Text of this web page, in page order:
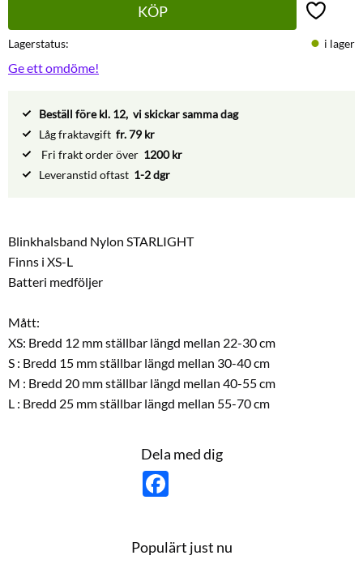
KÖP Lägg till
Lagerstatus i lager
Ge ett omdöme!
Beställ före kl. 12, vi skickar samma dag
Låg fraktavgift fr. 79 kr
Fri frakt order över 1200 kr
Leveranstid oftast 1-2 dgr
Blinkhalsband Nylon STARLIGHT
Finns i XS-L
Batteri medföljer
Mått:
XS: Bredd 12 mm ställbar längd mellan 22-30 cm
S : Bredd 15 mm ställbar längd mellan 30-40 cm
M : Bredd 20 mm ställbar längd mellan 40-55 cm
L : Bredd 25 mm ställbar längd mellan 55-70 cm
Dela med dig
F
o
o
Populärt just nu